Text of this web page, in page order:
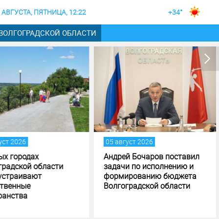
АВГУСТА, ПЯТНИЦА, 12:22 +34°
ОБЛАСТИ
август 2026
Бочаров поставил
по исполнению и
бюджета
области
04 август 2026
Андрей Бочаров провел
совещание по ходу
создания памятника и
музея СВО